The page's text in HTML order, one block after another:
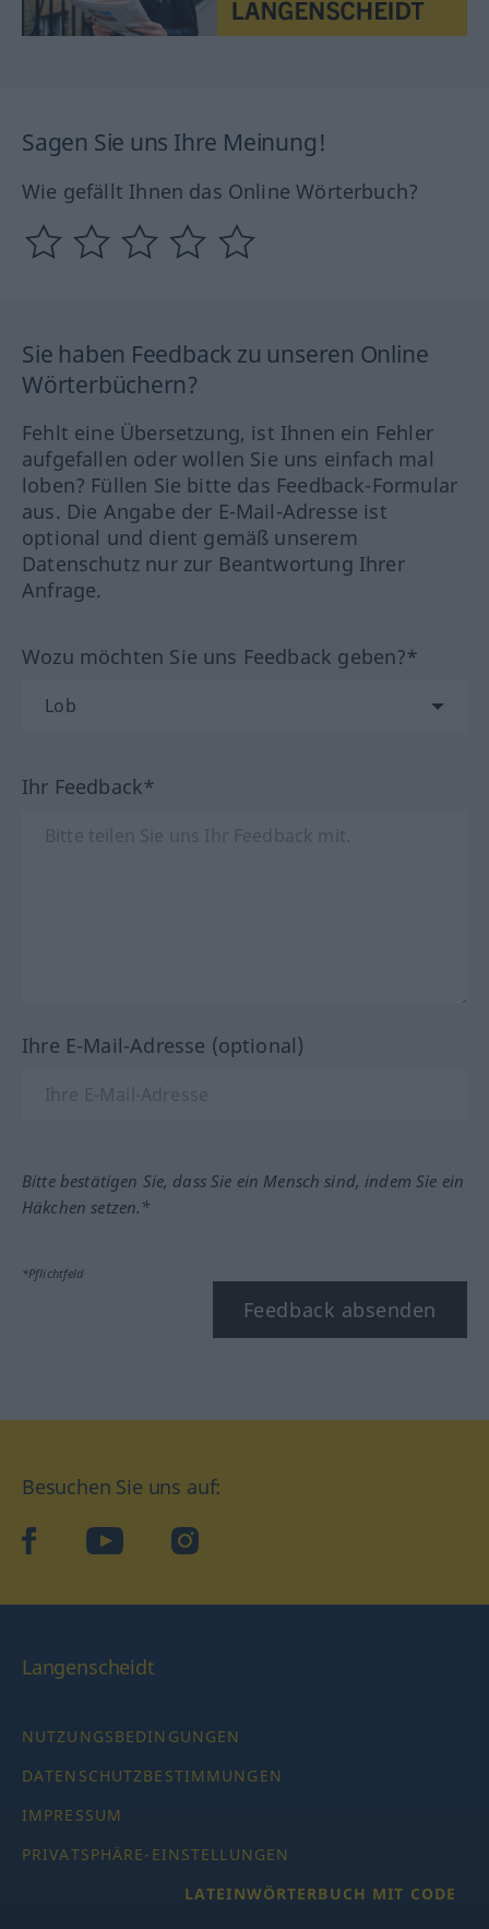
Sagen Sie uns Ihre Meinung!
Wie gefällt Ihnen das Online Wörterbuch?
Sie haben Feedback zu unseren Online
Wörterbüchern?
Fehlt eine Übersetzung, ist Ihnen ein Fehler
aufgefallen oder wollen Sie uns einfach mal
loben? Füllen Sie bitte das Feedback-Formular
aus. Die Angabe der E-Mail-Adresse ist
optional und dient gemäß unserem
Datenschutz nur zur Beantwortung Ihrer
Anfrage.
Wozu möchten Sie uns Feedback geben?*
Ihr Feedback*
Ihre E-Mail-Adresse (optional)
Bitte bestätigen Sie, dass Sie ein Mensch sind, indem Sie ein
Häkchen setzen.*
*Pflichtfeld
Feedback absenden
Besuchen Sie uns auf:
facebookYouTube Instagram
Langenscheidt
NUTZUNGSBEDINGUNGEN
DATENSCHUTZBESTIMMUNGEN
IMPRESSUM
PRIVATSPHÄRE-EINSTELLUNGEN
LATEINWÖRTERBUCH MIT CODE